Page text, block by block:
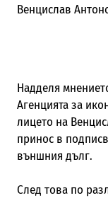
Венцислав
Надделя
Агенцията за
лицето на
принос в
външния дълг.
След това по